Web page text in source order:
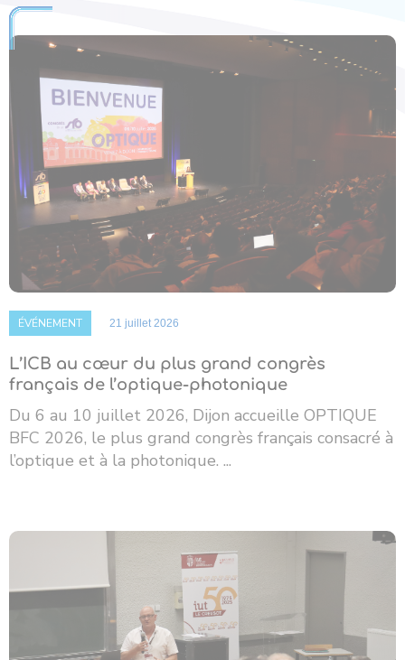
ÉVÉNEMENT 21 juillet 2026
L’ICB au cœur du plus grand congrès
français de l’optique-photonique
Du 6 au 10 juillet 2026, Dijon accueille OPTIQUE
BFC 2026, le plus grand congrès français consacré à
l’optique et à la photonique. ...